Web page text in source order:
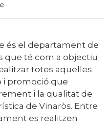
és el departament de
que té com a objectiu
totes aquelles
i promoció que
i la qualitat de
de Vinaròs. Entre
es realitzen